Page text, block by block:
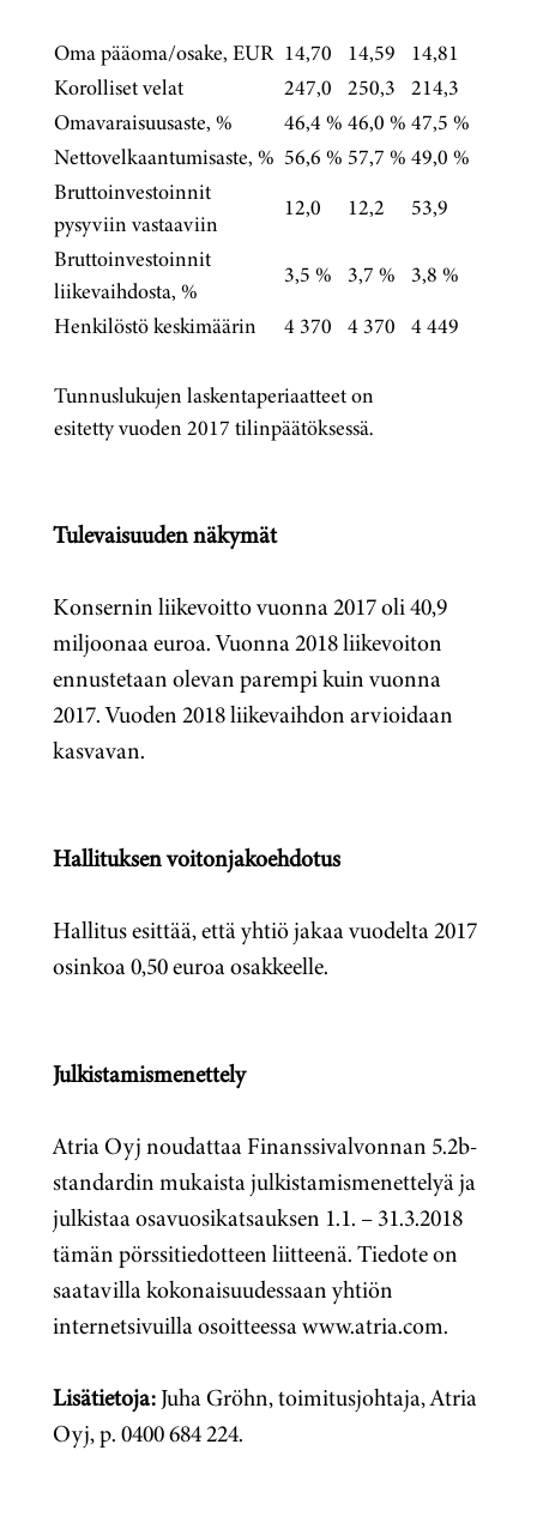
Oma pääoma/osake, EUR 14,70 14,59 14,81
Korolliset velat
247,0 250,3 214,3
Omavaraisuusaste, %
46,4 %46,0 %47,5 %
Nettovelkaantumisaste, % 56,6 % 57,7 %49,0 %
Bruttoinvestoinnit
pysyviin vastaaviin
12,0 12,2
53,9
Bruttoinvestoinnit
liikevaihdosta, %
3,5 % 3,7 % 3,8 %
Henkilöstö keskimäärin
4 370 4 370 4 449
Tunnuslukujen laskentaperiaatteet on
esitetty vuoden 2017 tilinpäätöksessä.
Tulevaisuuden näkymät
Konsernin liikevoitto vuonna 2017 oli 40,9
miljoonaa euroa. Vuonna 2018 liikevoiton
ennustetaan olevan parempi kuin vuonna
2017. Vuoden 2018 liikevaihdon arvioidaan
kasvavan.
Hallituksen voitonjakoehdotus
Hallitus esittää, että yhtiö jakaa vuodelta 2017
osinkoa 0,50 euroa osakkeelle.
Julkistamismenettely
Atria Oyj noudattaa Finanssivalvonnan 5.2b-
standardin mukaista julkistamismenettelyä ja
julkistaa osavuosikatsauksen 1.1. – 31.3.2018
tämän pörssitiedotteen liitteenä. Tiedote on
saatavilla kokonaisuudessaan yhtiön
internetsivuilla osoitteessa www.atria.com.
Lisätietoja:Juha Gröhn, toimitusjohtaja, Atria
Oyj, p. 0400 684 224.